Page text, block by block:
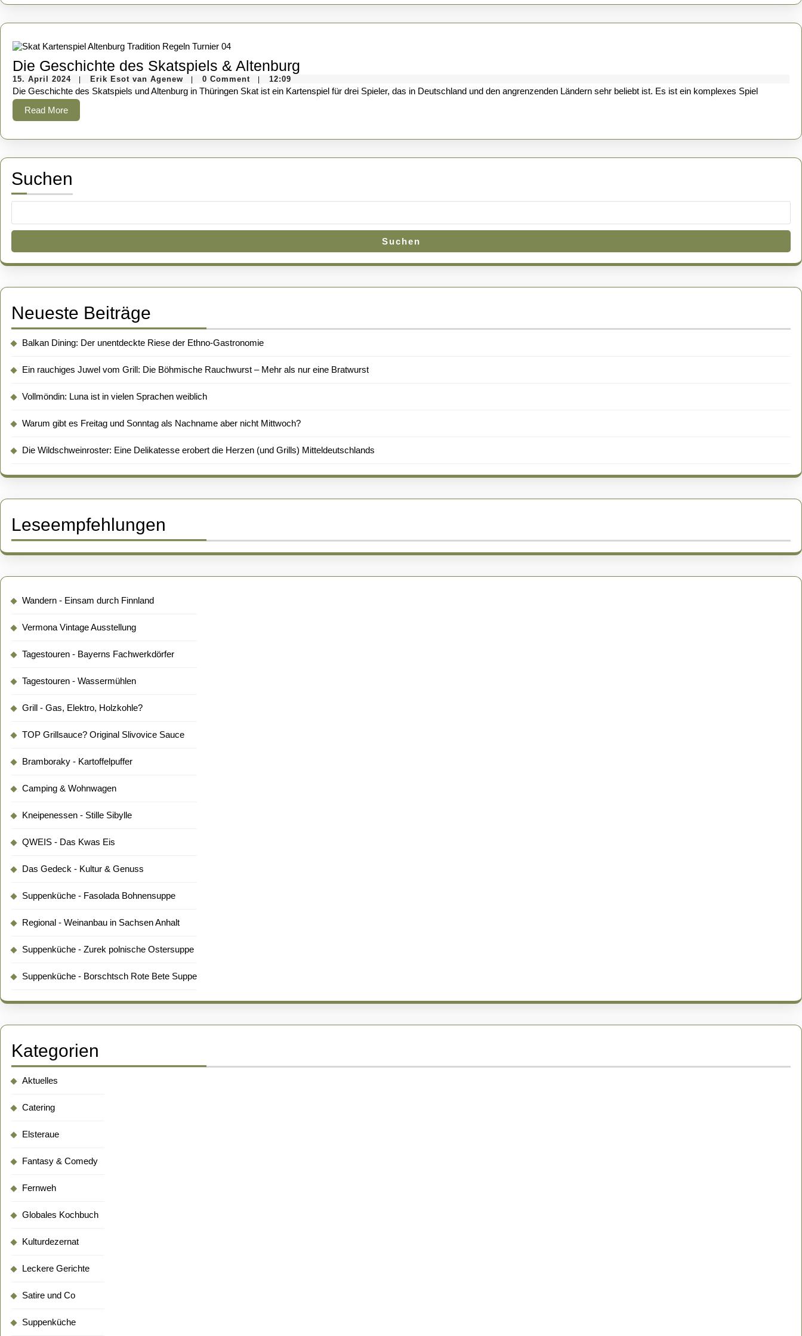
Die Geschichte des Skatspiels & Altenburg
des
15. April 202415.
April
2024
Erik Esot van Agenew Erik
Esot
van
0 Comment 12:09
Die Geschichte des Skatspiels und Altenburg in Thüringen Skat ist ein Kartenspiel für drei Spieler, das in Deutschland und den angrenzenden Ländern sehr beliebt ist. Es ist ein komplexes Spiel
Read MoreRead
More
Suchen
Suchen
Neueste Beiträge
Balkan Dining: Der unentdeckte Riese der Ethno-Gastronomie
Ein rauchiges Juwel vom Grill: Die Böhmische Rauchwurst – Mehr als nur eine Bratwurst
Vollmöndin: Luna ist in vielen Sprachen weiblich
Warum gibt es Freitag und Sonntag als Nachname aber nicht Mittwoch?
Die Wildschweinroster: Eine Delikatesse erobert die Herzen (und Grills) Mitteldeutschlands
Leseempfehlungen
Wandern - Einsam durch Finnland
Vermona Vintage Ausstellung
Tagestouren - Bayerns Fachwerkdörfer
Tagestouren - Wassermühlen
Grill - Gas, Elektro, Holzkohle?
TOP Grillsauce? Original Slivovice Sauce
Bramboraky - Kartoffelpuffer
Camping & Wohnwagen
Kneipenessen - Stille Sibylle
QWEIS - Das Kwas Eis
Das Gedeck - Kultur & Genuss
Suppenküche - Fasolada Bohnensuppe
Regional - Weinanbau in Sachsen Anhalt
Suppenküche - Zurek polnische Ostersuppe
Suppenküche - Borschtsch Rote Bete Suppe
Kategorien
Aktuelles
Catering
Elsteraue
Fantasy & Comedy
Fernweh
Globales Kochbuch
Kulturdezernat
Leckere Gerichte
Satire und Co
Suppenküche